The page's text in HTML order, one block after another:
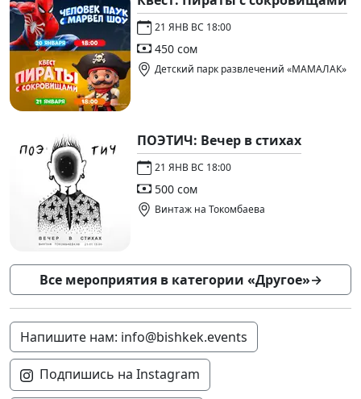
21 ЯНВ ВС 18:00
450 сом
Детский парк развлечений «МАМАЛАК»
ПОЭТИЧ: Вечер в стихах
21 ЯНВ ВС 18:00
500 сом
Винтаж на Токомбаева
Все мероприятия в категории «Другое»→
Напишите нам: info@bishkek.events
Подпишись на Instagram